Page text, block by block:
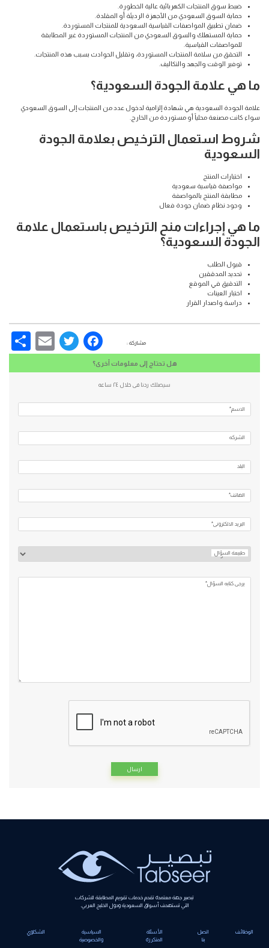
ضبط سوق المنتجات الكهربائية عالية الخطورة.
حماية السوق السعودي من الأجهزة الرديئة أو المقلدة.
ضمان تطبيق المواصفات القياسية السعودية للمنتجات المستوردة.
حماية المستهلك والسوق السعودي من المنتجات المستوردة غير المطابقة
للمواصفات القياسية.
التحقق من سلامة المنتجات المستوردة، وتقليل الحوادث بسبب هذه المنتجات.
توفير الوقت والجهد والتكاليف.
ما هي علامة الجودة السعودية؟
علامة الجودة السعودية هي شهادة إلزامية لدخول عدد من المنتجات إلى السوق السعودي
سواء كانت مصنعة محلياً أو مستوردة من الخارج.
شروط استعمال الترخيص بعلامة الجودة
السعودية
اختبارات المنتج
مواصفة قياسية سعودية
مطابقة المنتج بالمواصفة
وجود نظام ضمان جودة فعال
ما هي إجراءات منح الترخيص باستعمال علامة
الجودة السعودية؟
قبول الطلب
تحديد المدققين
التدقيق في الموقع
اختبار العينات
دراسة واصدار القرار
مشاركة : Facebook
Twitter
هل تحتاج إلى معلومات أخرى؟
سيصلك ردنا فى خلال ٢٤ ساعه
الاسم*
الشركه
الهاتف*
البريد الالكتروني*
طبيعة السؤال
يرجي كتابه السؤال*
تبصير جهة معتمدة تقدم خدمات تقويم المطابقة للشركات
التي تستهدف أسواق السعودية ودول الخليج العربي.
الوظائف
اتصل
الأسئلة
المتكررة
السياسية
والخصوصية
الشكاوي